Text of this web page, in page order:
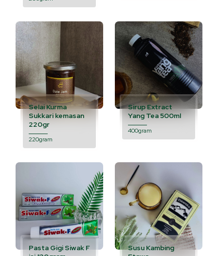
Selai Kurma
Sukkari kemasan
220gr
220gram
Sirup Extract
Yang Tea 500ml
400gram
Pasta Gigi Siwak F
Susu Kambing